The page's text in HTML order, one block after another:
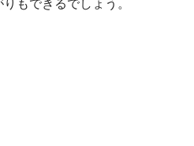
もできるでしょう。